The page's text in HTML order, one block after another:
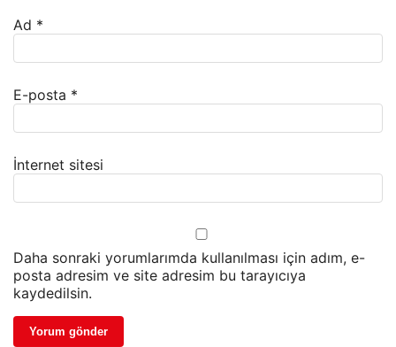
Ad *
E-posta *
İnternet sitesi
Daha sonraki yorumlarımda kullanılması için adım, e-
posta adresim ve site adresim bu tarayıcıya
kaydedilsin.